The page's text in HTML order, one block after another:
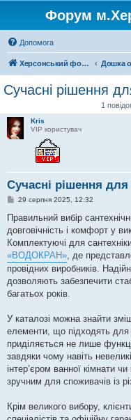
Форум
Допомога
Херсонський форум Дошка
Сучасні рішення
1
Kris
VIP користувач
Сучасні рішення
П
в
д
о
л
е
н
н
я
29 серпня 2025, 12:32
Правильний вибір
довговічність і комфорт у
Комплектуючі для
«ВОДОКРАН», де
провідних виробників.
дозволяють забезпечити
багатьох років.
У каталозі можна знайти
елементи, що підходять для
приділяється не лише
завдяки чому навіть
інтер’єром ванної кімнати
зручним для споживачів із
Крім великого вибору,